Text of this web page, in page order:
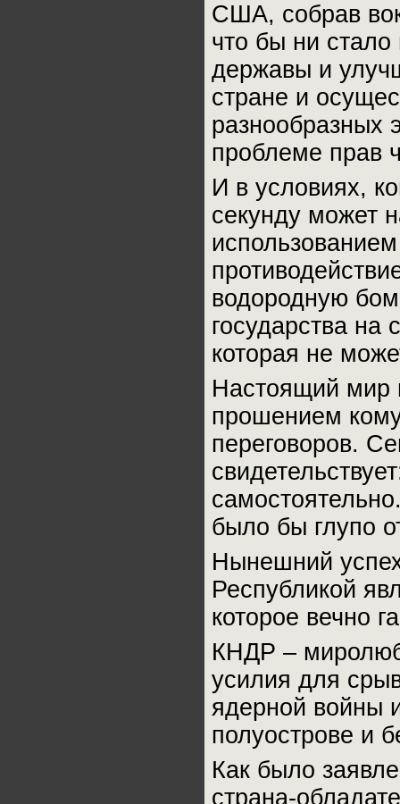
США, собрав
что бы ни стало
державы и
стране и
разнообразных
проблеме прав
И в условиях,
секунду может
водородную
государства
которая не
Настоящий мир
прошением
переговоров.
было бы глупо
Нынешний
Республикой
которое вечно
КНДР –
усилия для
ядерной войны
полуострове и
Как было
страна-